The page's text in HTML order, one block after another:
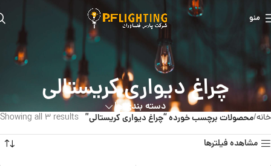
منو
چراغ دیواری کریستالی
دسته بندی ها
خانه محصولات برچسب خورده “چراغ دیواری کریستالی” Showing all 3 results
مشاهده فیلترها